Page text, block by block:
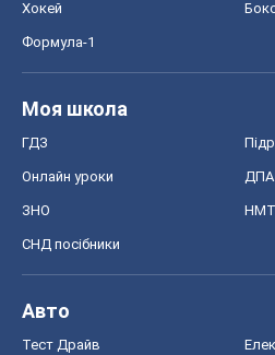
Хокей
Формула-1
Моя школа
ГДЗ
Онлайн уроки ДПА
ЗНО НМТ
СНД посібники
Авто
Тест Драйв